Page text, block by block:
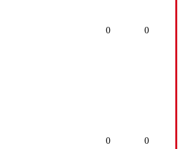
0 0
0 0